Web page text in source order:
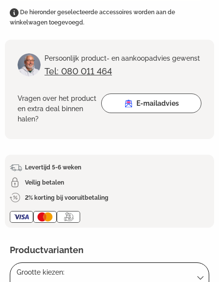
De hieronder geselecteerde accessoires worden aan de
winkelwagen toegevoegd.
Persoonlijk product- en aankoopadvies gewenst
Tel: 080 011 464
Vragen over het product
en extra deal binnen
halen?
E-mailadvies
Levertijd 5-6 weken
Veilig betalen
2% korting bij vooruitbetaling
Productvarianten
Grootte kiezen: